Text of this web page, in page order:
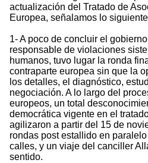
actualización del Tratado de
Europea, señalamos lo
1- A poco de concluir el
responsable de violaciones
humanos, tuvo lugar la ronda
contraparte europea sin que la
los detalles, el diagnóstico,
negociación. A lo largo del
europeos, un total
democrática vigente en el
agilizaron a partir del 15 de
rondas post estallido en
calles, y un viaje del canciller
sentido.